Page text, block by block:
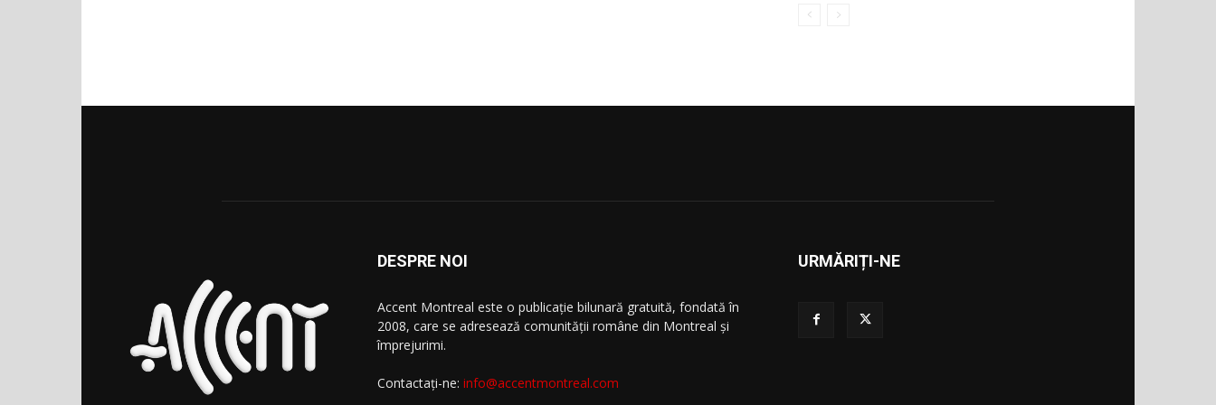
DESPRE NOI
Accent Montreal este o publicație bilunară gratuită, fondată în
2008, care se adresează comunităţii române din Montreal şi
împrejurimi.
Contactați-ne: info@accentmontreal.com
URMĂRIȚI-NE